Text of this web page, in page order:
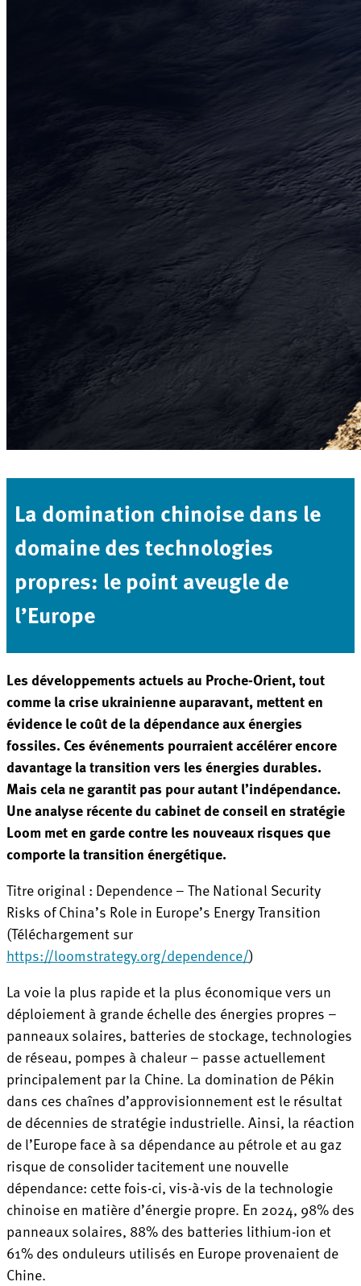
La domination chinoise dans le
domaine des technologies
propres: le point aveugle de
l’Europe
Les développements actuels au Proche-Orient, tout
comme la crise ukrainienne auparavant, mettent en
évidence le coût de la dépendance aux énergies
fossiles. Ces événements pourraient accélérer encore
davantage la transition vers les énergies durables.
Mais cela ne garantit pas pour autant l’indépendance.
Une analyse récente du cabinet de conseil en stratégie
Loom met en garde contre les nouveaux risques que
comporte la transition énergétique.
Titre original : Dependence – The National Security
Risks of China’s Role in Europe’s Energy Transition
(Téléchargement sur
https://loomstrategy.org/dependence/)
La voie la plus rapide et la plus économique vers un
déploiement à grande échelle des énergies propres –
panneaux solaires, batteries de stockage, technologies
de réseau, pompes à chaleur – passe actuellement
principalement par la Chine. La domination de Pékin
dans ces chaînes d’approvisionnement est le résultat
de décennies de stratégie industrielle. Ainsi, la réaction
de l’Europe face à sa dépendance au pétrole et au gaz
risque de consolider tacitement une nouvelle
dépendance: cette fois-ci, vis-à-vis de la technologie
chinoise en matière d’énergie propre. En 2024, 98% des
panneaux solaires, 88% des batteries lithium-ion et
61% des onduleurs utilisés en Europe provenaient de
Chine.